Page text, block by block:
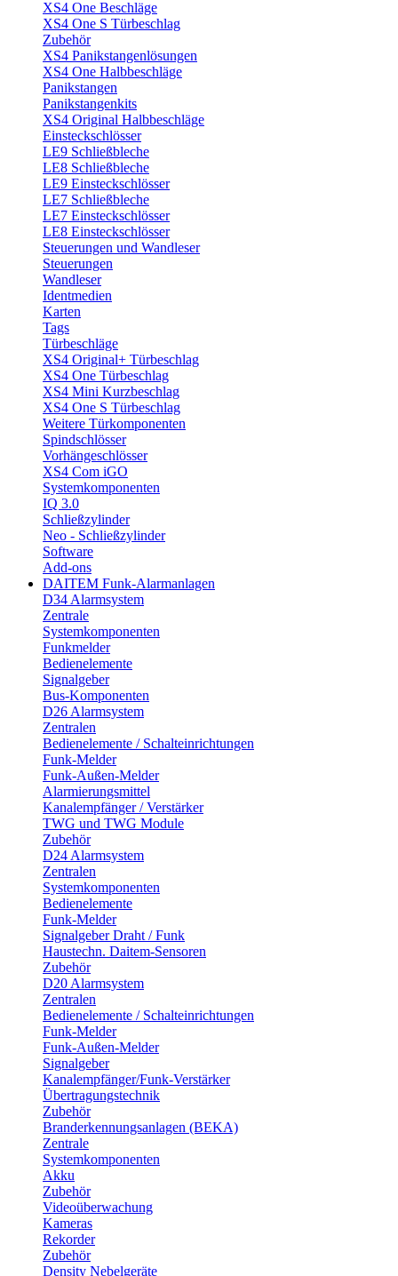
XS4 One Beschläge
XS4 One S Türbeschlag
Zubehör
XS4 Panikstangenlösungen
XS4 One Halbbeschläge
Panikstangen
Panikstangenkits
XS4 Original Halbbeschläge
Einsteckschlösser
LE9 Schließbleche
LE8 Schließbleche
LE9 Einsteckschlösser
LE7 Schließbleche
LE7 Einsteckschlösser
LE8 Einsteckschlösser
Steuerungen und Wandleser
Steuerungen
Wandleser
Identmedien
Karten
Tags
Türbeschläge
XS4 Original+ Türbeschlag
XS4 One Türbeschlag
XS4 Mini Kurzbeschlag
XS4 One S Türbeschlag
Weitere Türkomponenten
Spindschlösser
Vorhängeschlösser
XS4 Com iGO
Systemkomponenten
IQ 3.0
Schließzylinder
Neo - Schließzylinder
Software
Add-ons
DAITEM Funk-Alarmanlagen
D34 Alarmsystem
Zentrale
Systemkomponenten
Funkmelder
Bedienelemente
Signalgeber
Bus-Komponenten
D26 Alarmsystem
Zentralen
Bedienelemente / Schalteinrichtungen
Funk-Melder
Funk-Außen-Melder
Alarmierungsmittel
Kanalempfänger / Verstärker
TWG und TWG Module
Zubehör
D24 Alarmsystem
Zentralen
Systemkomponenten
Bedienelemente
Funk-Melder
Signalgeber Draht / Funk
Haustechn. Daitem-Sensoren
Zubehör
D20 Alarmsystem
Zentralen
Bedienelemente / Schalteinrichtungen
Funk-Melder
Funk-Außen-Melder
Signalgeber
Kanalempfänger/Funk-Verstärker
Übertragungstechnik
Zubehör
Branderkennungsanlagen (BEKA)
Zentrale
Systemkomponenten
Akku
Zubehör
Videoüberwachung
Kameras
Rekorder
Zubehör
Density Nebelgeräte